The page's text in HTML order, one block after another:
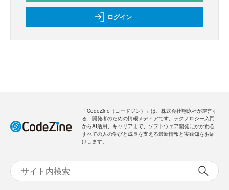
ログイン
「CodeZine（コードジン）」は、株式会社翔泳社が運営す
る、開発者のための情報メディアです。テクノロジー入門
からAI活用、キャリアまで、ソフトウェア開発にかかわる
すべての人の学びと成長を支える最新情報と実践知をお届
けします。